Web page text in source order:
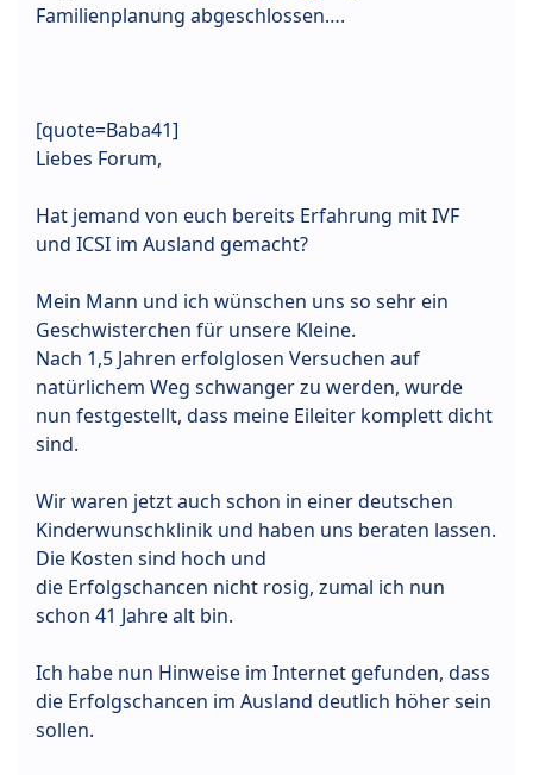
Familienplanung abgeschlossen….
[quote=Baba41]
Liebes Forum,
Hat jemand von euch bereits Erfahrung mit IVF
und ICSI im Ausland gemacht?
Mein Mann und ich wünschen uns so sehr ein
Geschwisterchen für unsere Kleine.
Nach 1,5 Jahren erfolglosen Versuchen auf
natürlichem Weg schwanger zu werden, wurde
nun festgestellt, dass meine Eileiter komplett dicht
sind.
Wir waren jetzt auch schon in einer deutschen
Kinderwunschklinik und haben uns beraten lassen.
Die Kosten sind hoch und
die Erfolgschancen nicht rosig, zumal ich nun
schon 41 Jahre alt bin.
Ich habe nun Hinweise im Internet gefunden, dass
die Erfolgschancen im Ausland deutlich höher sein
sollen.